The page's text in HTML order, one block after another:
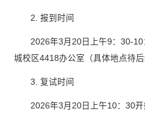
2. 报到时间
2026年3月20日上午9：30-
城校区4418办公室（具体地点待后
3. 复试时间
2026年3月20日上午10：30